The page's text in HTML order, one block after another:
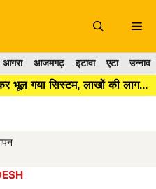
आगरा आजमगढ़ इटावा एटा उन्नाव
आरआरसी सेंटर बनाकर भूल गया सिस्टम, लाखों की लागत के बाद भी कूड़ा प्रबंधन बेपटरी।।